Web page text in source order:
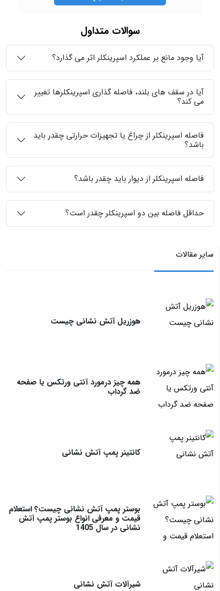
سوالات متداول
آیا وجود مانع بر عملکرد اسپرینکلر اثر می گذارد؟
آیا در سقف های بلند، فاصله گذاری اسپرینکلرها تغییر
می کند؟
فاصله اسپرینکلر از چراغ یا تجهیزات حرارتی چقدر باید
باشد؟
فاصله اسپرینکلر از دیوار باید چقدر باشد؟
حداقل فاصله بین دو اسپرینکلر چقدر است؟
سایر مقالات
هوزریل آتش نشانی چیست
همه چیز درمورد آنتی ورتکس یا صفحه
ضد گرداب
کانتینر پمپ آتش نشانی
بوستر پمپ آتش نشانی چیست؟ استعلام
قیمت و معرفی انواع بوستر پمپ آتش
نشانی در سال 1405
شیرآلات آتش نشانی